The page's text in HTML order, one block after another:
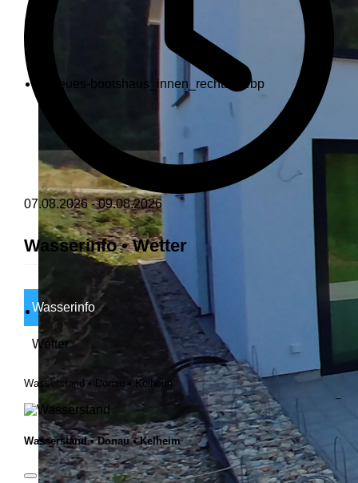
07.08.2026 - 09.08.2026
Wasserinfo • Wetter
Wasserinfo
Wetter
Wasserstand • Donau • Kelheim
Wasserstand • Donau • Kelheim